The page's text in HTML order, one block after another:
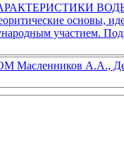
ВОДЫ
основы,
участием.
А.А.,